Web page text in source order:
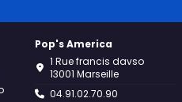
Pop's America
1 Rue francis davso
13001 Marseille
04.91.02.70.90